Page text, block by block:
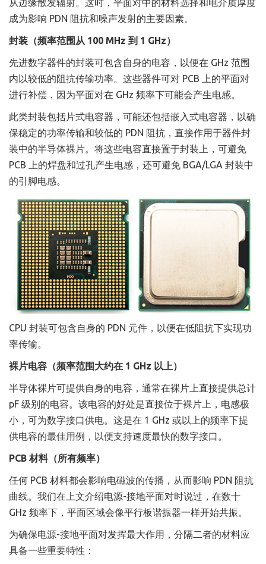
从边缘散发辐射。这时，平面对中的材料选择和电介质厚度
成为影响 PDN 阻抗和噪声发射的主要因素。
封装（频率范围从 100 MHz 到 1 GHz）
先进数字器件的封装可包含自身的电容，以便在 GHz 范围
内以较低的阻抗传输功率。这些器件可对 PCB 上的平面对
进行补偿，因为平面对在 GHz 频率下可能会产生电感。
此类封装包括片式电容器，可能还包括嵌入式电容器，以确
保稳定的功率传输和较低的 PDN 阻抗，直接作用于器件封
装中的半导体裸片。将这些电容直接置于封装上，可避免
PCB 上的焊盘和过孔产生电感，还可避免 BGA/LGA 封装中
的引脚电感。
CPU 封装可包含自身的 PDN 元件，以便在低阻抗下实现功
率传输。
裸片电容（频率范围大约在 1 GHz 以上）
半导体裸片可提供自身的电容，通常在裸片上直接提供总计
pF 级别的电容。该电容的好处是直接位于裸片上，电感极
小，可为数字接口供电。这是在 1 GHz 或以上的频率下提
供电容的最佳用例，以便支持速度最快的数字接口。
PCB 材料（所有频率）
任何 PCB 材料都会影响电磁波的传播，从而影响 PDN 阻抗
曲线。我们在上文介绍电源-接地平面对时说过，在数十
GHz 频率下，平面区域会像平行板谐振器一样开始共振。
为确保电源-接地平面对发挥最大作用，分隔二者的材料应
具备一些重要特性：